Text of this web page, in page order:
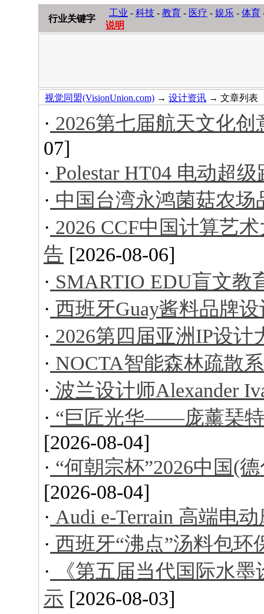
行业关键字
工业 - 科技 - 教育 - 医疗 - 娱乐 - 体育
说明
视觉同盟(VisionUnion.com) → 设计资讯 → 文章列表
· 2026第七届航天文化
07]
· Polestar HT04 电动超级
· 中国台湾永鸿菌菇农场
· 2026 CCF中国计算艺
告 [2026-08-06]
· SMARTIO EDU盲文教
· 西班牙Guay酱料品牌设
· 2026第四届亚洲IP设计
· NOCTA智能森林疏散
· 波兰设计师Alexander
· “巨匠光华——庞薰琹特
[2026-08-04]
· “何朝宗杯”2026中国(
[2026-08-04]
· Audi e-Terrain 高端电
· 西班牙“沸点”汤料包环
· 《第五届当代国际水
示 [2026-08-03]